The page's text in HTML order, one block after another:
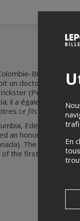
Britannique,
un doctorat
honoris
(Penguin
il a également été
Le fils du Trickster
Eden
an honorary
The first title in
of the first two
En